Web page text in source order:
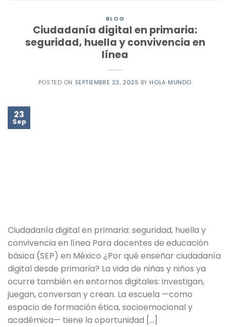
BLOG
Ciudadanía digital en primaria:
seguridad, huella y convivencia en
línea
POSTED ON SEPTIEMBRE 23, 2025 BY HOLA MUNDO
23
Sep
Ciudadanía digital en primaria: seguridad, huella y
convivencia en línea Para docentes de educación
básica (SEP) en México ¿Por qué enseñar ciudadanía
digital desde primaria? La vida de niñas y niños ya
ocurre también en entornos digitales: investigan,
juegan, conversan y crean. La escuela —como
espacio de formación ética, socioemocional y
académica— tiene la oportunidad […]